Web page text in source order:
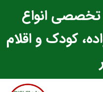
انواع
کودک و اقلام